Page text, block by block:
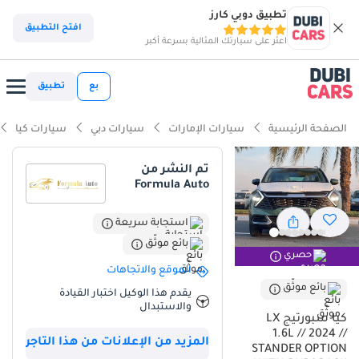
تطبيق دوبي كارز
اعثر على سيارتك المثالية بسرعة أكبر
افتح التطبيق
بع تطبيق
الصفحة الرئيسية سيارات الإمارات سيارات دبي سيارات كيا
حصري
بائع موثّق
كيا سبورتيج LX
1.6L // 2024 //
STANDER OPTION
تم النشر من
Formula Auto
استجابة سريعة
بائع موثّق
الموقع والاتجاهات
يقدم هذا الوكيل اختبار القيادة
والاستبدال
المزيد من الإعلانات من هذا التاجر
ذكاء دوبي كارز
ذكاء دوبيكارز
تصنيف السلامة 5 نجوم من NCAP
أقل معدل استهلاك في فئته
أفضل اقتصاد في استهلاك الوقود في فئته
ملخص
تُمثل هذه السيارة الكروس أوفر من الجيل الحالي إضافة استراتيجية قيّمة
لسوق دول مجلس التعاون الخليجي، إذ تُقدم إحساسًا بأنها جديدة تمامًا
مع لون خارجي مميز يبرز بين سيارات الدفع الرباعي ذات الألوان الموحدة.
صُمم محركها سعة 1.6 لتر خصيصًا لتحقيق كفاءة عالية في استهلاك